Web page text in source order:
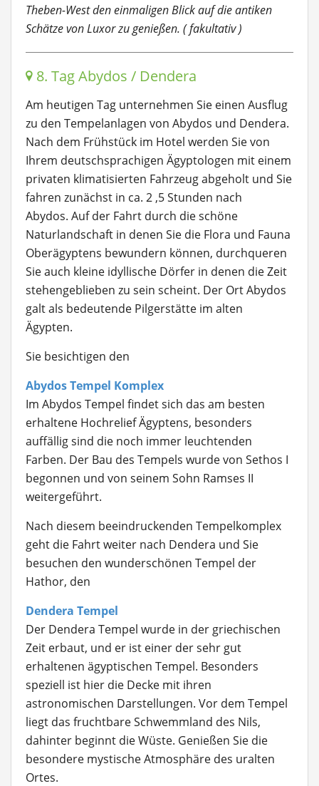
Theben-West den einmaligen Blick auf die antiken
Schätze von Luxor zu genießen. ( fakultativ )
8. Tag Abydos / Dendera
Am heutigen Tag unternehmen Sie einen Ausflug
zu den Tempelanlagen von Abydos und Dendera.
Nach dem Frühstück im Hotel werden Sie von
Ihrem deutschsprachigen Ägyptologen mit einem
privaten klimatisierten Fahrzeug abgeholt und Sie
fahren zunächst in ca. 2 ,5 Stunden nach
Abydos. Auf der Fahrt durch die schöne
Naturlandschaft in denen Sie die Flora und Fauna
Oberägyptens bewundern können, durchqueren
Sie auch kleine idyllische Dörfer in denen die Zeit
stehengeblieben zu sein scheint. Der Ort Abydos
galt als bedeutende Pilgerstätte im alten
Ägypten.
Sie besichtigen den
Abydos Tempel Komplex
Im Abydos Tempel findet sich das am besten
erhaltene Hochrelief Ägyptens, besonders
auffällig sind die noch immer leuchtenden
Farben. Der Bau des Tempels wurde von Sethos I
begonnen und von seinem Sohn Ramses II
weitergeführt.
Nach diesem beeindruckenden Tempelkomplex
geht die Fahrt weiter nach Dendera und Sie
besuchen den wunderschönen Tempel der
Hathor, den
Dendera Tempel
Der Dendera Tempel wurde in der griechischen
Zeit erbaut, und er ist einer der sehr gut
erhaltenen ägyptischen Tempel. Besonders
speziell ist hier die Decke mit ihren
astronomischen Darstellungen. Vor dem Tempel
liegt das fruchtbare Schwemmland des Nils,
dahinter beginnt die Wüste. Genießen Sie die
besondere mystische Atmosphäre des uralten
Ortes.